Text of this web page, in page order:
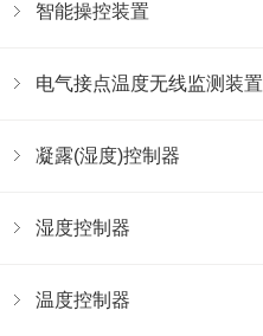
智能操控装置
电气接点温度无线监测装置
凝露(湿度)控制器
湿度控制器
温度控制器